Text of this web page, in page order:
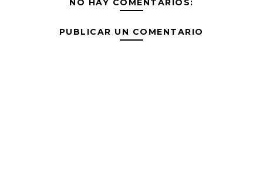
NO HAY COMENTARIOS:
PUBLICAR UN COMENTARIO